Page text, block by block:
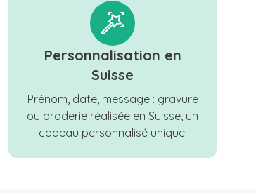
Personnalisation en
Suisse
Prénom, date, message : gravure
ou broderie réalisée en Suisse, un
cadeau personnalisé unique.